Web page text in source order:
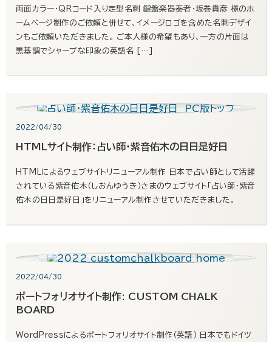
両面カラー・QRコード入り定型名刺 鍵盤楽器奏者・坂巻貴彦 様のホ
ームページ制作のご依頼と併せて、イメージロゴを含めた名刺デザイ
ンもご依頼いただきました。 ご本人様の希望もあり、一方の片面は
黒基調でシャープな印象の英語名 […]
2022/04/30
HTMLサイト制作：占い師・紫音佑木の日日是好日
HTMLによるウェブサイトリニューアル制作 日本で占い師として活躍
されている紫音佑木（しおんゆうき）さまのウェブサイト「占い師・紫音
佑木の日日是好日」をリニューアル制作させていただきました。
2022/04/30
ポートフォリオサイト制作: CUSTOM CHALK
BOARD
WordPressによるポートフォリオサイト制作（英語） 日本でもドイツ